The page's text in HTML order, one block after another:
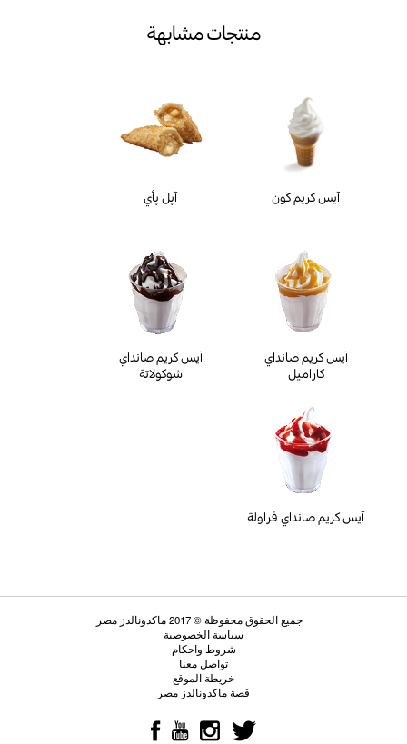
منتجات مشابهة
آيس كريم كون آپل پأي
آيس كريم صانداي
كاراميل
آيس كريم صانداي
شوكولاتة
آيس كريم صانداي فراولة
سياسة الخصوصية
شروط واحكام
تواصل معنا
خريطة الموقع
قصة ماكدونالدز مصر